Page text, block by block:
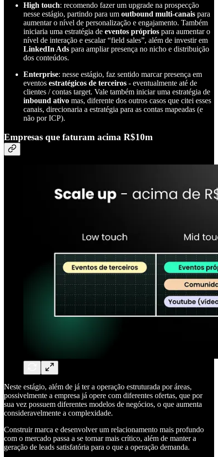
High touch: recomendo fazer um upgrade na prospecção
nesse estágio, partindo para um outbound multi-canais para
aumentar o nível de personalização e engajamento. Também
iniciaria uma estratégia de eventos próprios para aumentar o
nível de interação e escalar “field sales”, além de investir em
LinkedIn Ads para ampliar presença no nicho e distribuição
dos conteúdos.
Enterprise: nesse estágio, faz sentido marcar presença em
eventos estratégicos de terceiros - eventualmente até de
clientes / contas target. Vale também iniciar uma estratégia de
inbound ativo mas, diferente dos outros casos que citei esses
canais, direcionaria a estratégia para as contas mapeadas (e
não por ICP).
Empresas que faturam acima R$10m
Neste estágio, além de já ter a operação estruturada por áreas,
possivelmente a empresa já opere com diferentes ofertas, que por
sua vez possuem diferentes modelos de negócios, o que aumenta
consideravelmente a complexidade.
Construir marca e desenvolver um relacionamento mais profundo
com o mercado passa a se tornar mais crítico, além de manter a
geração de leads satisfatória para o que a operação demanda.